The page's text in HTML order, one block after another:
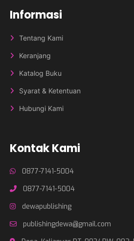
Informasi
Tentang Kami
Keranjang
Katalog Buku
Syarat & Ketentuan
Hubungi Kami
Kontak Kami
0877-7141-5004
0877-7141-5004
dewapublishing
publishingdewa@gmail.com